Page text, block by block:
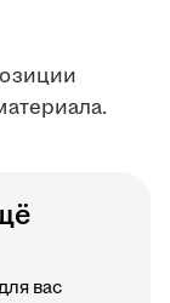
вас